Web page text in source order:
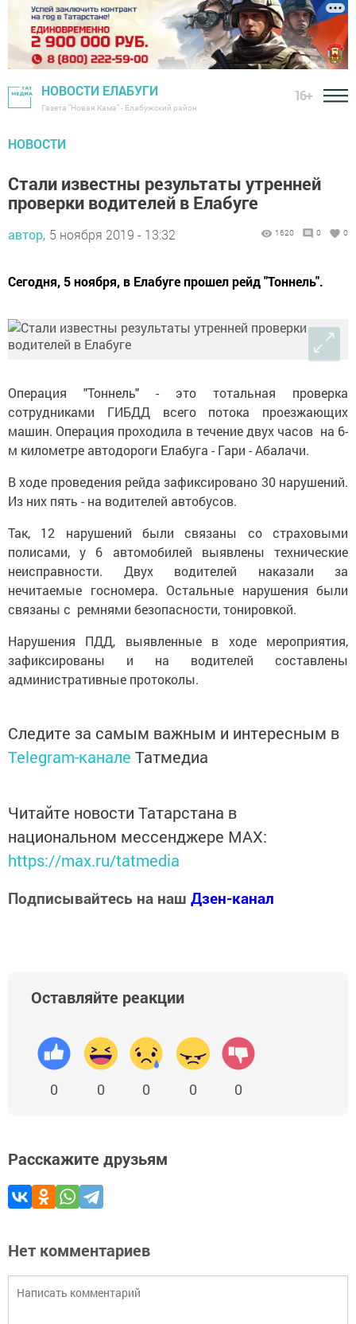
НОВОСТИ ЕЛАБУГИ
Газета "Новая Кама" - Елабужский район
16+
НОВОСТИ
Стали известны результаты утренней
проверки водителей в Елабуге
автор, 5 ноября 2019 - 13:32 1620 0 0
Сегодня, 5 ноября, в Елабуге прошел рейд "Тоннель".
Операция "Тоннель" - это тотальная проверка
сотрудниками ГИБДД всего потока проезжающих
машин. Операция проходила в течение двух часов на 6-
м километре автодороги Елабуга - Гари - Абалачи.
В ходе проведения рейда зафиксировано 30 нарушений.
Из них пять - на водителей автобусов.
Так, 12 нарушений были связаны со страховыми
полисами, у 6 автомобилей выявлены технические
неисправности. Двух водителей наказали за
нечитаемые госномера. Остальные нарушения были
связаны с ремнями безопасности, тонировкой.
Нарушения ПДД, выявленные в ходе мероприятия,
зафиксированы и на водителей составлены
административные протоколы.
Следите за самым важным и интересным в
Telegram-канале Татмедиа
Читайте новости Татарстана в
национальном мессенджере MАХ:
https://max.ru/tatmedia
Подписывайтесь на наш Дзен-канал
Оставляйте реакции
0 0 0 0 0
Расскажите друзьям
Нет комментариев